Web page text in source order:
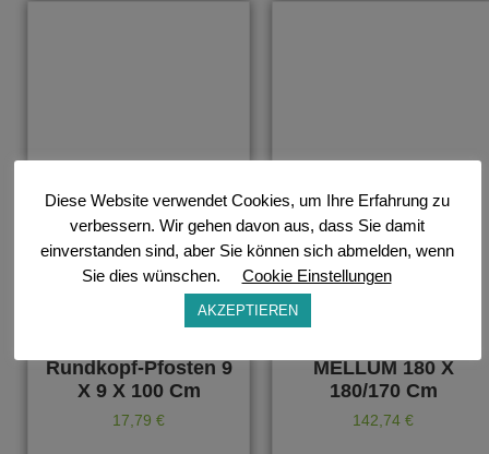
Füllungszaunsystem
Rundkopf-Pfosten 9
X 9 X 100 Cm
17,79 €
MELLUM 180 X
180/170 Cm
142,74 €
Diese Website verwendet Cookies, um Ihre Erfahrung zu
verbessern. Wir gehen davon aus, dass Sie damit
einverstanden sind, aber Sie können sich abmelden, wenn
Sie dies wünschen.
Cookie Einstellungen
AKZEPTIEREN